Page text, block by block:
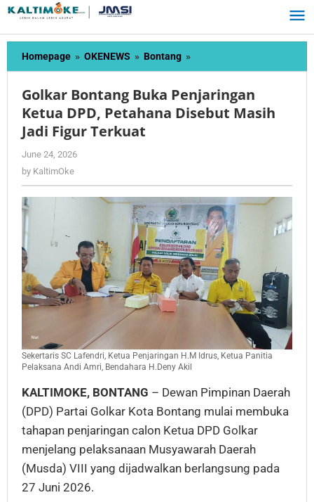
Skip
content
Homepage » OKENEWS » Bontang »
Bontang
Penjaringan
Ketua
Jadi
Figur
Terkuat
Golkar Bontang Buka Penjaringan
Ketua DPD, Petahana Disebut Masih
Jadi Figur Terkuat
June 24, 2026
by KaltimOke
Sekertaris SC Lafendri, Ketua Penjaringan H.M Idrus, Ketua Panitia
Pelaksana Andi Amri, Bendahara H.Deny Akil
KALTIMOKE, BONTANG – Dewan Pimpinan Daerah
(DPD) Partai Golkar Kota Bontang mulai membuka
tahapan penjaringan calon Ketua DPD Golkar
menjelang pelaksanaan Musyawarah Daerah
(Musda) VIII yang dijadwalkan berlangsung pada
27 Juni 2026.